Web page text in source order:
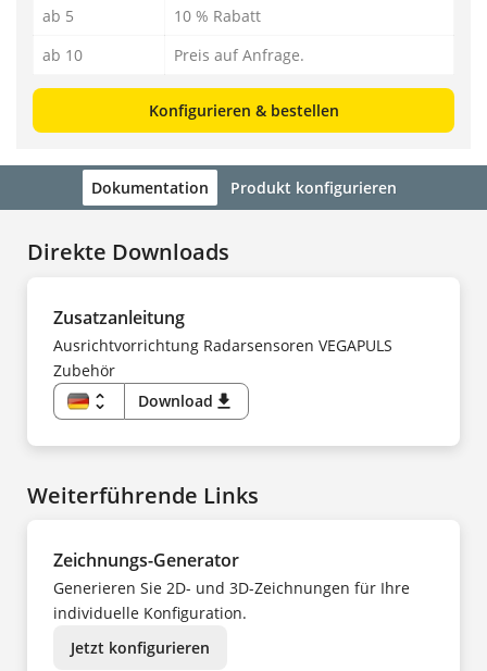
ab 5
10 % Rabatt
ab 10
Preis auf Anfrage.
Konfigurieren & bestellen
Dokumentation Produkt konfigurieren
Direkte Downloads
Zusatzanleitung
Ausrichtvorrichtung Radarsensoren VEGAPULS
Zubehör
unfold_more
DE
FI
FR
KK
KO
NL
NO
PL
PT
TR
Download download
Weiterführende Links
Zeichnungs-Generator
Generieren Sie 2D- und 3D-Zeichnungen für Ihre
individuelle Konfiguration.
Jetzt konfigurieren